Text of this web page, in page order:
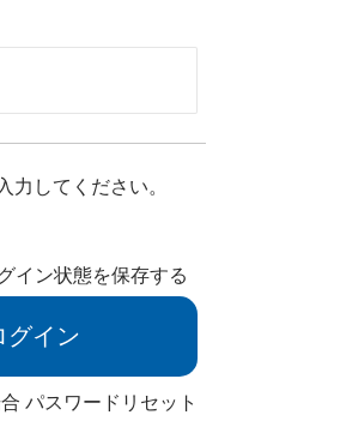
力してください。
イン状態を保存する
合パスワードリセット